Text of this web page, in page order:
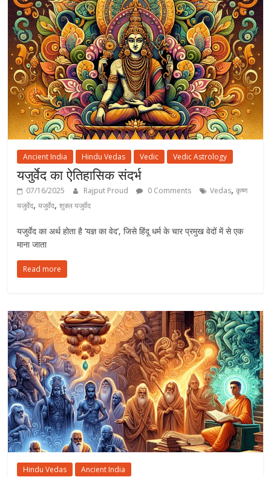
Ancient India Hindu Vedas Vedic Vedic Astrology
यजुर्वेद का ऐतिहासिक संदर्भ
07/16/2025 Rajput Proud 0 Comments Vedas,कृष्ण
यजुर्वेद,यजुर्वेद,शुक्ल यजुर्वेद
यजुर्वेद का अर्थ होता है ‘यज्ञ का वेद’, जिसे हिंदू धर्म के चार प्रमुख वेदों में से एक
माना जाता
Read more
Hindu Vedas Ancient India